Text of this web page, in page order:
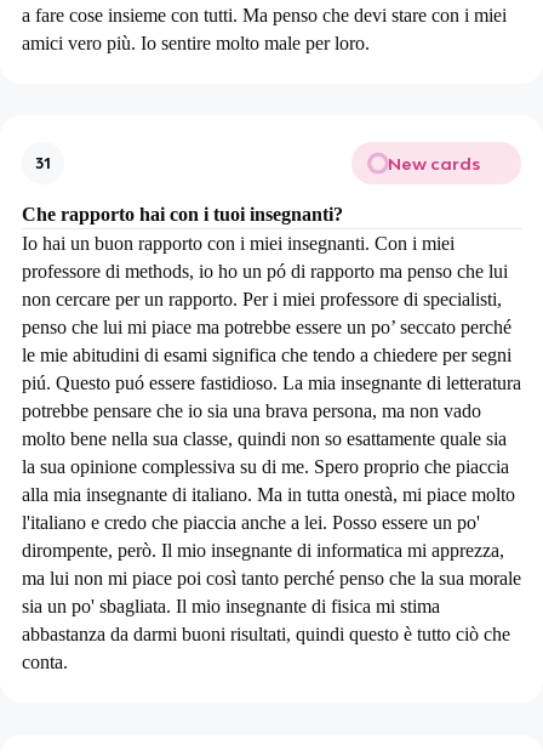
a fare cose insieme con tutti. Ma penso che devi stare con i miei
amici vero più. Io sentire molto male per loro.
31 New cards
Che rapporto hai con i tuoi insegnanti?
Io hai un buon rapporto con i miei insegnanti. Con i miei
professore di methods, io ho un pó di rapporto ma penso che lui
non cercare per un rapporto. Per i miei professore di specialisti,
penso che lui mi piace ma potrebbe essere un po’ seccato perché
le mie abitudini di esami significa che tendo a chiedere per segni
piú. Questo puó essere fastidioso. La mia insegnante di letteratura
potrebbe pensare che io sia una brava persona, ma non vado
molto bene nella sua classe, quindi non so esattamente quale sia
la sua opinione complessiva su di me. Spero proprio che piaccia
alla mia insegnante di italiano. Ma in tutta onestà, mi piace molto
l'italiano e credo che piaccia anche a lei. Posso essere un po'
dirompente, però. Il mio insegnante di informatica mi apprezza,
ma lui non mi piace poi così tanto perché penso che la sua morale
sia un po' sbagliata. Il mio insegnante di fisica mi stima
abbastanza da darmi buoni risultati, quindi questo è tutto ciò che
conta.